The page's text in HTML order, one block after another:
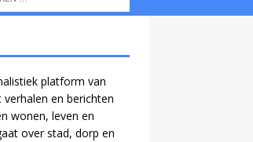
platform van
en berichten
wonen, leven en
over stad, dorp en